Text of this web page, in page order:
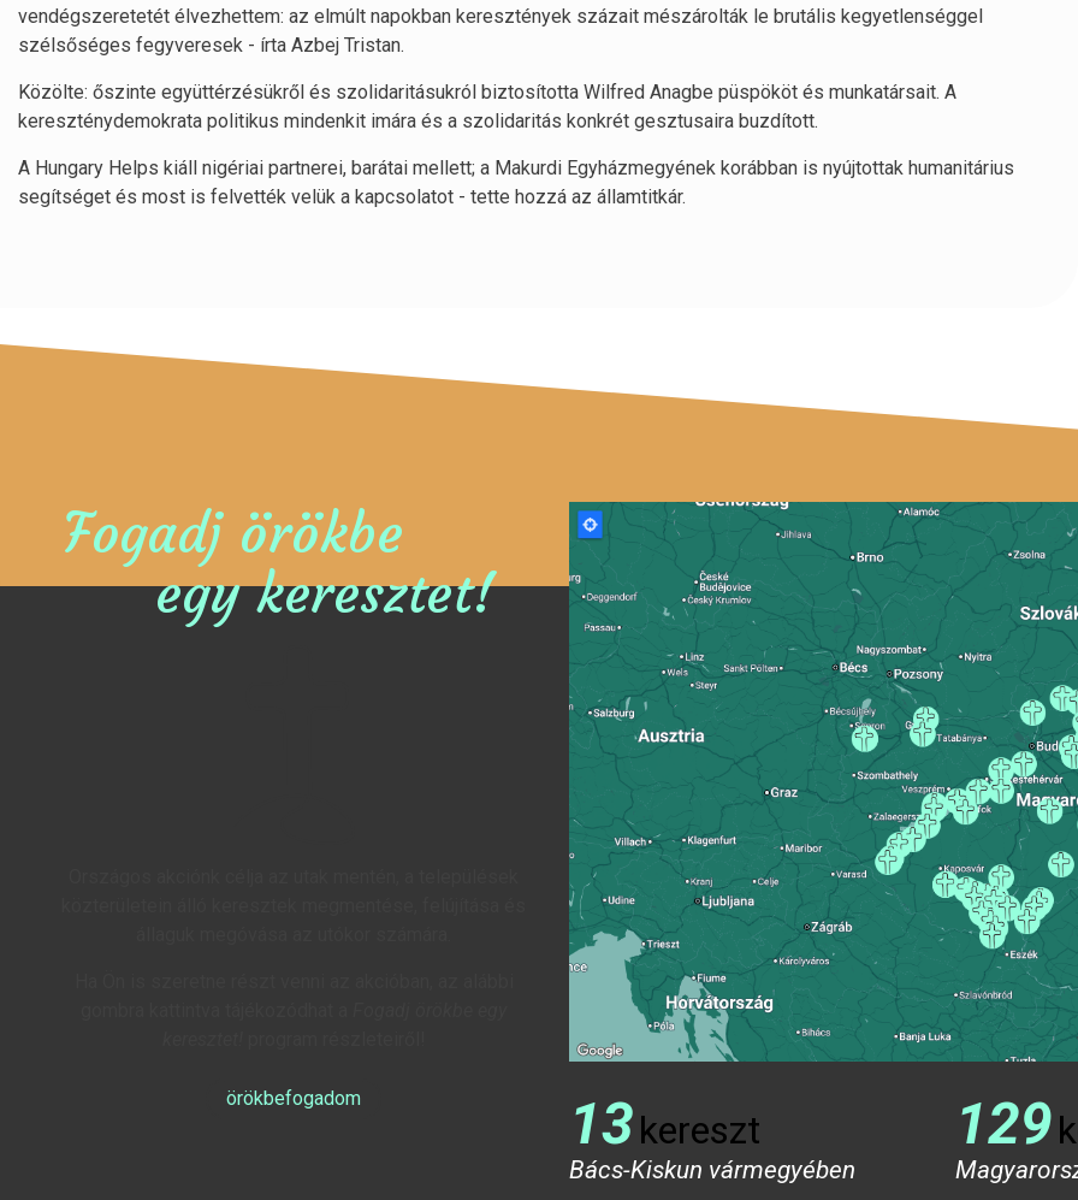
vendégszeretetét élvezhettem: az elmúlt napokban keresztények százait mészárolták le brutális kegyetlenséggel
szélsőséges fegyveresek - írta Azbej Tristan.
Közölte: őszinte együttérzésükről és szolidaritásukról biztosította Wilfred Anagbe püspököt és munkatársait. A
kereszténydemokrata politikus mindenkit imára és a szolidaritás konkrét gesztusaira buzdított.
A Hungary Helps kiáll nigériai partnerei, barátai mellett; a Makurdi Egyházmegyének korábban is nyújtottak humanitárius
segítséget és most is felvették velük a kapcsolatot - tette hozzá az államtitkár.
Fogadj örökbe
egy keresztet!
örökbefogadom 13kereszt
Bács-Kiskun vármegyében
129